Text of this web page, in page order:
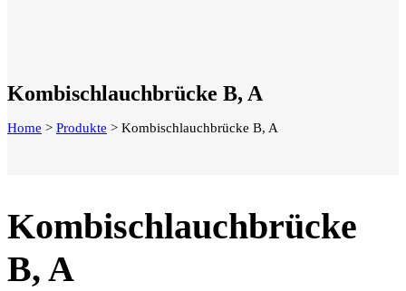
Kombischlauchbrücke B, A
Home > Produkte > Kombischlauchbrücke B, A
Kombischlauchbrücke
B, A